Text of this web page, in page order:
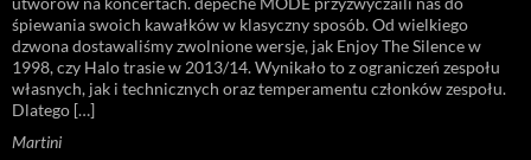
śpiewania swoich kawałków w klasyczny sposób. Od wielkiego
dzwona dostawaliśmy zwolnione wersje, jak Enjoy The Silence w
1998, czy Halo trasie w 2013/14. Wynikało to z ograniczeń zespołu
własnych, jak i technicznych oraz temperamentu członków zespołu.
Dlatego […]
Martini